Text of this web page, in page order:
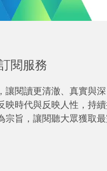
閱服務
讓閱讀更清澈、真實與深
映時代與反映人性，持
宗旨，讓閱聽大眾獲取